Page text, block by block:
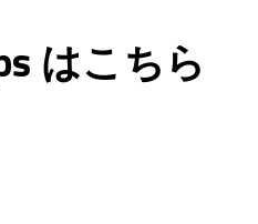
はこちら